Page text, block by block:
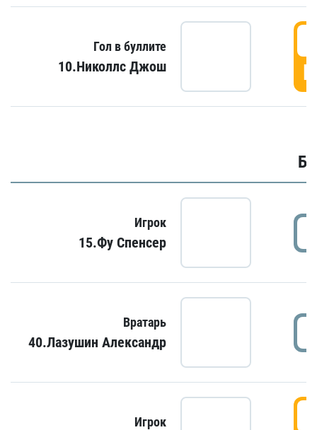
Гол в буллите
10.Николлс Джош
Игрок
15.Фу Спенсер
Вратарь
40.Лазушин Александр
Игрок